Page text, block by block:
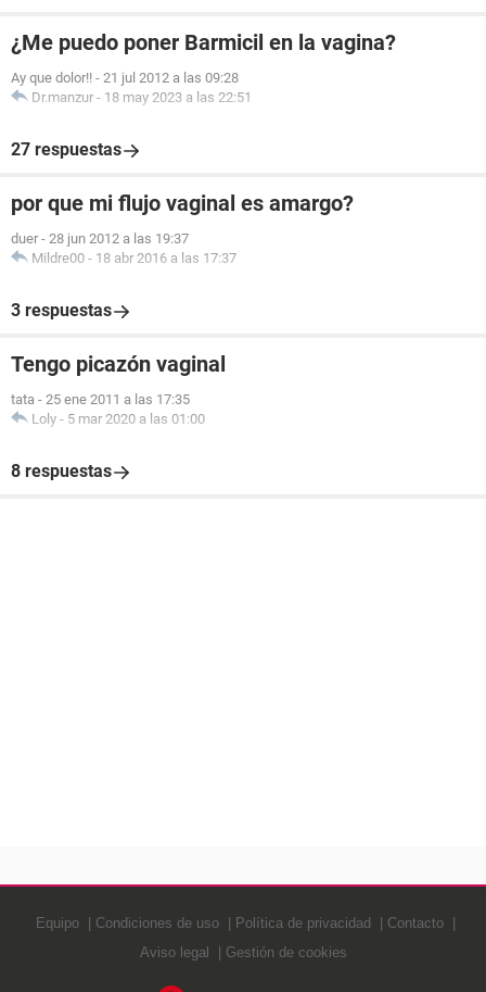
¿Me puedo poner Barmicil en la vagina?
Ay que dolor!! - 21 jul 2012 a las 09:28
Dr.manzur - 18 may 2023 a las 22:51
27 respuestas
por que mi flujo vaginal es amargo?
duer - 28 jun 2012 a las 19:37
Mildre00 - 18 abr 2016 a las 17:37
3 respuestas
Tengo picazón vaginal
tata - 25 ene 2011 a las 17:35
Loly - 5 mar 2020 a las 01:00
8 respuestas
Equipo Condiciones de uso Política de privacidad
Contacto
Aviso legal
Gestión de cookies